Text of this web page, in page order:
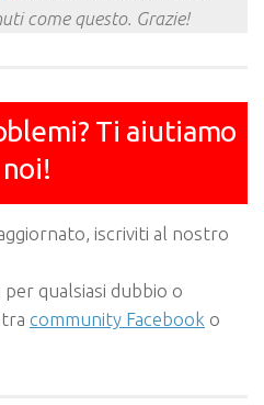
come questo. Grazie!
Ti aiutiamo
noi!
iscriviti al nostro
qualsiasi dubbio o
community Facebook o